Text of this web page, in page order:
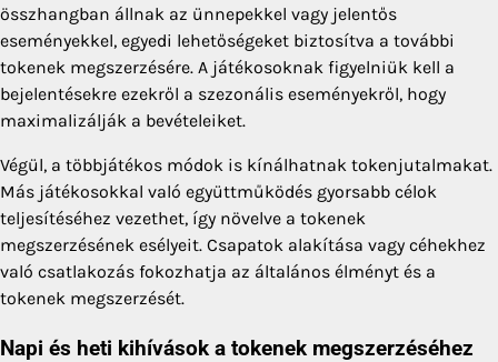
összhangban állnak az ünnepekkel vagy jelentős
eseményekkel, egyedi lehetőségeket biztosítva a további
tokenek megszerzésére. A játékosoknak figyelniük kell a
bejelentésekre ezekről a szezonális eseményekről, hogy
maximalizálják a bevételeiket.
Végül, a többjátékos módok is kínálhatnak tokenjutalmakat.
Más játékosokkal való együttműködés gyorsabb célok
teljesítéséhez vezethet, így növelve a tokenek
megszerzésének esélyeit. Csapatok alakítása vagy céhekhez
való csatlakozás fokozhatja az általános élményt és a
tokenek megszerzését.
Napi és heti kihívások a tokenek megszerzéséhez